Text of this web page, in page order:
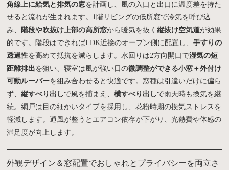
角線上に給気と排気の窓を計画し、風の入口と出口に温度差を持た
せると流れが生まれます。1階リビングの低所窓で冷気を呼び込
み、
階段や吹抜け上部の高所窓から暖気を抜く縦抜け空気道が効果
的です。階段はできればLDK近接のオープン側に配置し、手すりの
透過性を高めて抵抗を減らします。水回りは2方向開口で湿気の短
距離排出を狙い、寝室は風が強い日の微調整ができる小窓＋外付け
可動ルーバーを組み合わせると快適です。窓種は引違いだけに偏ら
ず、縦すべり出しで風を捕まえ、横すべり出しで雨天時も換気を継
続。網戸は目の細かいタイプを採用し、花粉時期の換気ストレスを
軽減します。通風が整うとエアコン依存が下がり、光熱費や体感の
満足度が向上します。
外観デザイン＆窓配置でおしゃれとプライバシーを両立さ